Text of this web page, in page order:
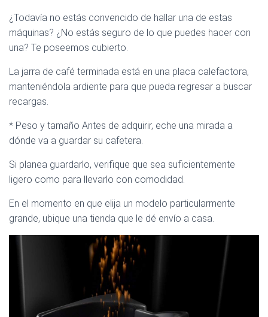
¿Todavía no estás convencido de hallar una de estas
máquinas? ¿No estás seguro de lo que puedes hacer con
una? Te poseemos cubierto.
La jarra de café terminada está en una placa calefactora,
manteniéndola ardiente para que pueda regresar a buscar
recargas.
* Peso y tamaño Antes de adquirir, eche una mirada a
dónde va a guardar su cafetera.
Si planea guardarlo, verifique que sea suficientemente
ligero como para llevarlo con comodidad.
En el momento en que elija un modelo particularmente
grande, ubique una tienda que le dé envío a casa.